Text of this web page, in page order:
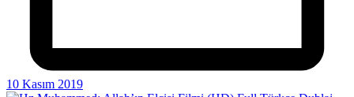
10 Kasım 2019